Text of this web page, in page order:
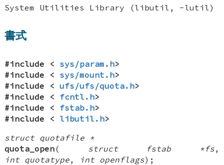
System Utilities Library (libutil, -lutil)
書式
#include < sys/param.h>
#include < sys/mount.h>
#include <ufs/ufs/quota.h>
#include < fcntl.h>
#include < fstab.h>
#include < libutil.h>
struct quotafile *
quota_open( struct fstab *fs,
int quotatype, int openflags);